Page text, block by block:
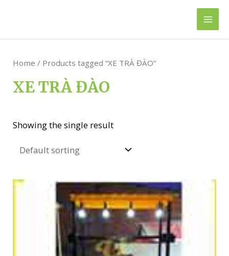
Main
Home / Products tagged “XE TRÀ ĐÀO”
XE TRÀ ĐÀO
Showing the single result